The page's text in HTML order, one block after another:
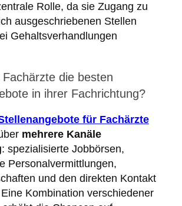
Rolle, da sie Zugang zu
ausgeschriebenen Stellen
Gehaltsverhandlungen
die besten
in ihrer Fachrichtung?
für Fachärzte
mehrere Kanäle
: spezialisierte Jobbörsen,
Personalvermittlungen,
und den direkten Kontakt
Kombination verschiedener